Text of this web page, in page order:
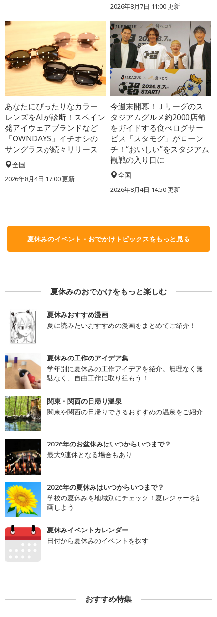
2026年8月7日 11:00更新
あなたにぴったりなカラー
レンズをAIが診断！スペイン
発アイウェアブランドなど
「OWNDAYS」イチオシの
サングラスが続々リリース
全国
2026年8月4日 17:00更新
今週末開幕！Ｊリーグのス
タジアムグルメ約2000店舗
をガイドする食べログサー
ビス「スタモグ」がローン
チ！“おいしい”をスタジアム
観戦の入り口に
全国
2026年8月4日 14:50更新
夏休みのイベント・おでかけトピックスをもっと見る
夏休みのおでかけをもっと楽しむ
夏休みおすすめ漫画
夏に読みたいおすすめの漫画をまとめてご紹介！
夏休みの工作のアイデア集
学年別に夏休みの工作アイデアを紹介。無理なく無
駄なく、自由工作に取り組もう！
関東・関西の日帰り温泉
関東や関西の日帰りできるおすすめの温泉をご紹介
2026年のお盆休みはいつからいつまで？
最大9連休となる場合もあり
2026年の夏休みはいつからいつまで？
学校の夏休みを地域別にチェック！夏レジャーを計
画しよう
夏休みイベントカレンダー
日付から夏休みのイベントを探す
おすすめ特集